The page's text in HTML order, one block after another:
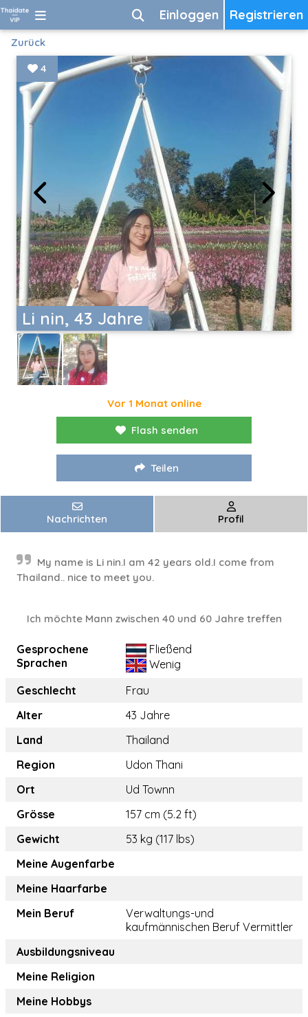
Registrieren
Einloggen
Zurück
Li nin, 43 Jahre
4
Vor 1 Monat online
Flash senden
Teilen
Nachrichten Profil
My name is Li nin.I am 42 years old.I come from
Thailand.. nice to meet you.
Ich möchte Mann zwischen 40 und 60 Jahre treffen
Gesprochene
Sprachen
Fließend
Wenig
Geschlecht
Frau
Alter
43 Jahre
Land
Thailand
Region
Udon Thani
Ort
Ud Townn
Grösse
157 cm (5.2 ft)
Gewicht
53 kg (117 lbs)
Meine Augenfarbe
Meine Haarfarbe
Mein Beruf
Verwaltungs-und
kaufmännischen Beruf Vermittler
Ausbildungsniveau
Meine Religion
Meine Hobbys